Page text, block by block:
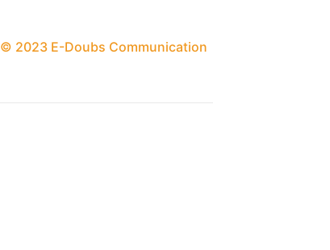
© 2023 E-Doubs Communication